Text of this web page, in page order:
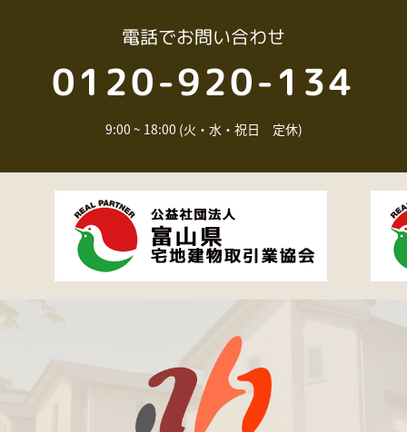
電話でお問い合わせ
0120-920-134
9:00 ~ 18:00 (火・水・祝日 定休)